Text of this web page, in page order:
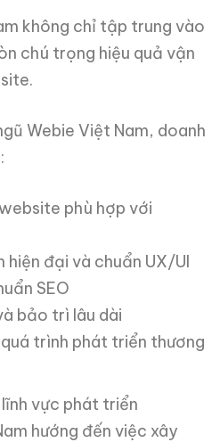
không chỉ tập trung vào
chú trọng hiệu quả vận
Webie Việt Nam, doanh
phù hợp với
hiện đại và chuẩn UX/UI
SEO
bảo trì lâu dài
trình phát triển thương
vực phát triển
hướng đến việc xây